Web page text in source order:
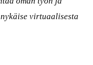
virtuaalisesta